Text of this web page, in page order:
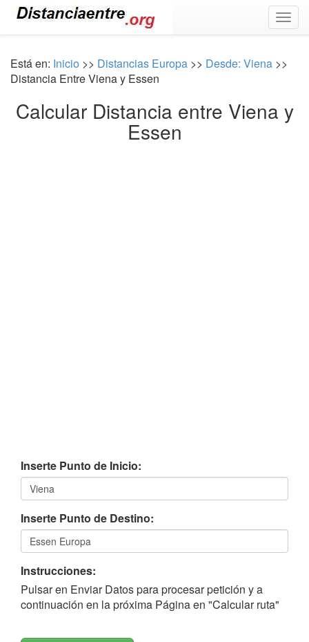
Está en: Inicio >> Distancias Europa >> Desde: Viena >>
Distancia Entre Viena y Essen
Calcular Distancia entre Viena y
Essen
Inserte Punto de Inicio:
Inserte Punto de Destino:
Instrucciones:
Pulsar en Enviar Datos para procesar petición y a
continuación en la próxima Página en "Calcular ruta"